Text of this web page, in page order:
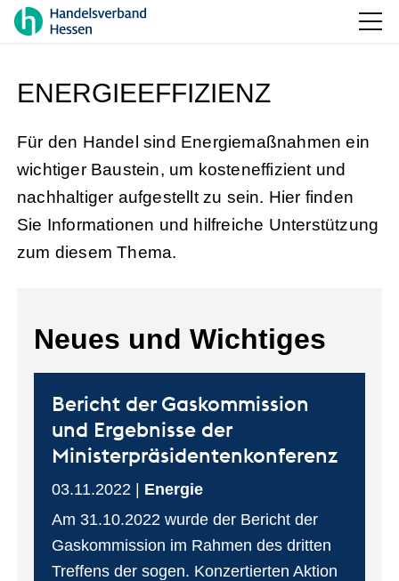
ENERGIEEFFIZIENZ
Für den Handel sind Energiemaßnahmen ein
wichtiger Baustein, um kosteneffizient und
nachhaltiger aufgestellt zu sein. Hier finden
Sie Informationen und hilfreiche Unterstützung
zum diesem Thema.
Neues und Wichtiges
Bericht der Gaskommission
und Ergebnisse der
Ministerpräsidentenkonferenz
03.11.2022
Energie
Am 31.10.2022 wurde der Bericht der
Gaskommission im Rahmen des dritten
Treffens der sogen. Konzertierten Aktion